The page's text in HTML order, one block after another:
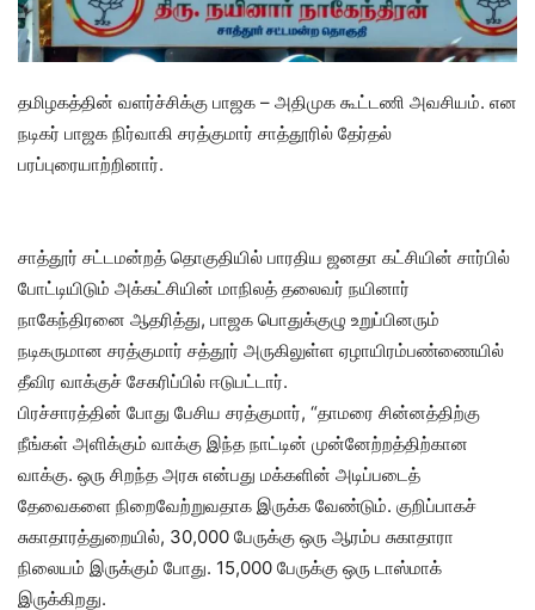
தமிழகத்தின் வளர்ச்சிக்கு பாஜக – அதிமுக கூட்டணி அவசியம். என
நடிகர் பாஜக நிர்வாகி சரத்குமார் சாத்தூரில் தேர்தல்
பரப்புரையாற்றினார்.
சாத்தூர் சட்டமன்றத் தொகுதியில் பாரதிய ஜனதா கட்சியின் சார்பில்
போட்டியிடும் அக்கட்சியின் மாநிலத் தலைவர் நயினார்
நாகேந்திரனை ஆதரித்து, பாஜக பொதுக்குழு உறுப்பினரும்
நடிகருமான சரத்குமார் சத்தூர் அருகிலுள்ள ஏழாயிரம்பண்ணையில்
தீவிர வாக்குச் சேகரிப்பில் ஈடுபட்டார்.
பிரச்சாரத்தின் போது பேசிய சரத்குமார், “தாமரை சின்னத்திற்கு
நீங்கள் அளிக்கும் வாக்கு இந்த நாட்டின் முன்னேற்றத்திற்கான
வாக்கு. ஒரு சிறந்த அரசு என்பது மக்களின் அடிப்படைத்
தேவைகளை நிறைவேற்றுவதாக இருக்க வேண்டும். குறிப்பாகச்
சுகாதாரத்துறையில், 30,000 பேருக்கு ஒரு ஆரம்ப சுகாதாரா
நிலையம் இருக்கும் போது. 15,000 பேருக்கு ஒரு டாஸ்மாக்
இருக்கிறது.